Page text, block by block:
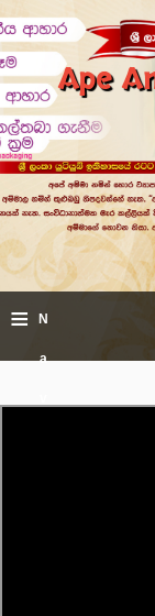
Ape
≡ N
a